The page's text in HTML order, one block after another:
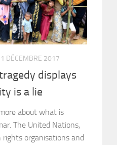
1 DÉCEMBRE 2017
displays
is a lie
about what is
The United Nations,
organisations and